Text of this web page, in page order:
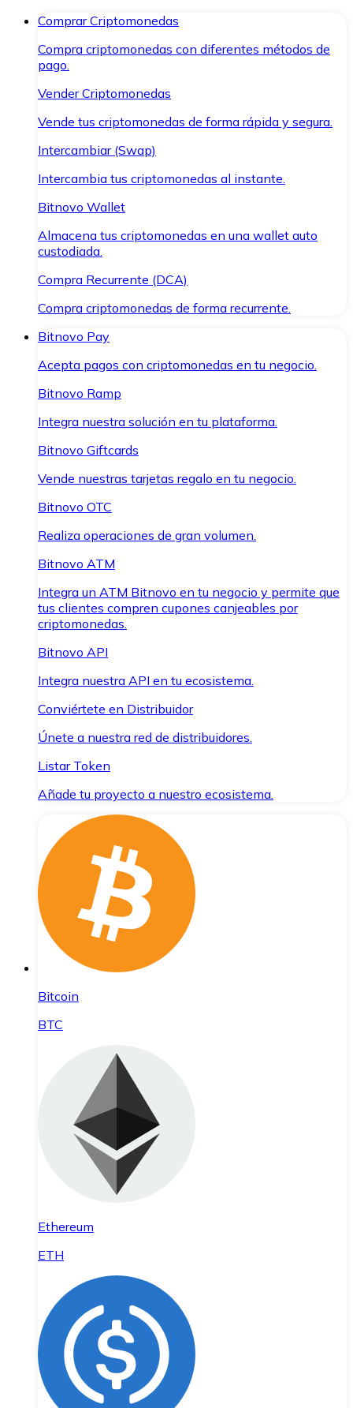
Comprar Criptomonedas
Compra criptomonedas con diferentes métodos de
pago.
Vender Criptomonedas
Vende tus criptomonedas de forma rápida y segura.
Intercambiar (Swap)
Intercambia tus criptomonedas al instante.
Bitnovo Wallet
Almacena tus criptomonedas en una wallet auto
custodiada.
Compra Recurrente (DCA)
Compra criptomonedas de forma recurrente.
Bitnovo Pay
Acepta pagos con criptomonedas en tu negocio.
Bitnovo Ramp
Integra nuestra solución en tu plataforma.
Bitnovo Giftcards
Vende nuestras tarjetas regalo en tu negocio.
Bitnovo OTC
Realiza operaciones de gran volumen.
Bitnovo ATM
Integra un ATM Bitnovo en tu negocio y permite que
tus clientes compren cupones canjeables por
criptomonedas.
Bitnovo API
Integra nuestra API en tu ecosistema.
Conviértete en Distribuidor
Únete a nuestra red de distribuidores.
Listar Token
Añade tu proyecto a nuestro ecosistema.
Bitcoin
BTC
Ethereum
ETH